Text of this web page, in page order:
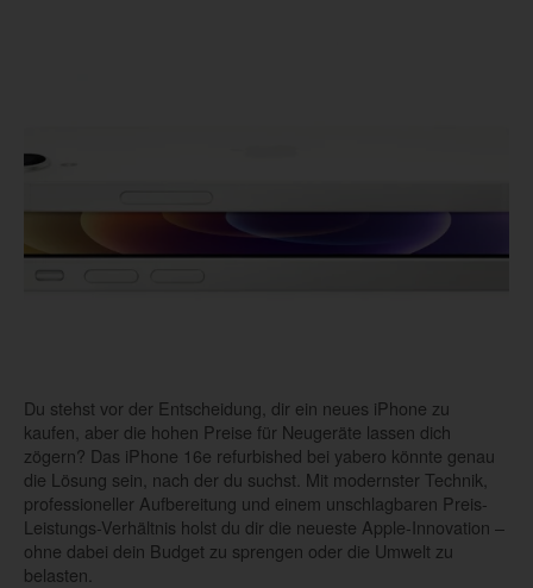
Du stehst vor der Entscheidung, dir ein neues iPhone zu
kaufen, aber die hohen Preise für Neugeräte lassen dich
zögern? Das iPhone 16e refurbished bei yabero könnte genau
die Lösung sein, nach der du suchst. Mit modernster Technik,
professioneller Aufbereitung und einem unschlagbaren Preis-
Leistungs-Verhältnis holst du dir die neueste Apple-Innovation –
ohne dabei dein Budget zu sprengen oder die Umwelt zu
belasten.